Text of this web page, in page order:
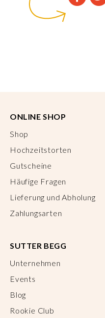
ONLINE SHOP
Shop
Hochzeitstorten
Gutscheine
Häufige Fragen
Lieferung und Abholung
Zahlungsarten
SUTTER BEGG
Unternehmen
Events
Blog
Rookie Club